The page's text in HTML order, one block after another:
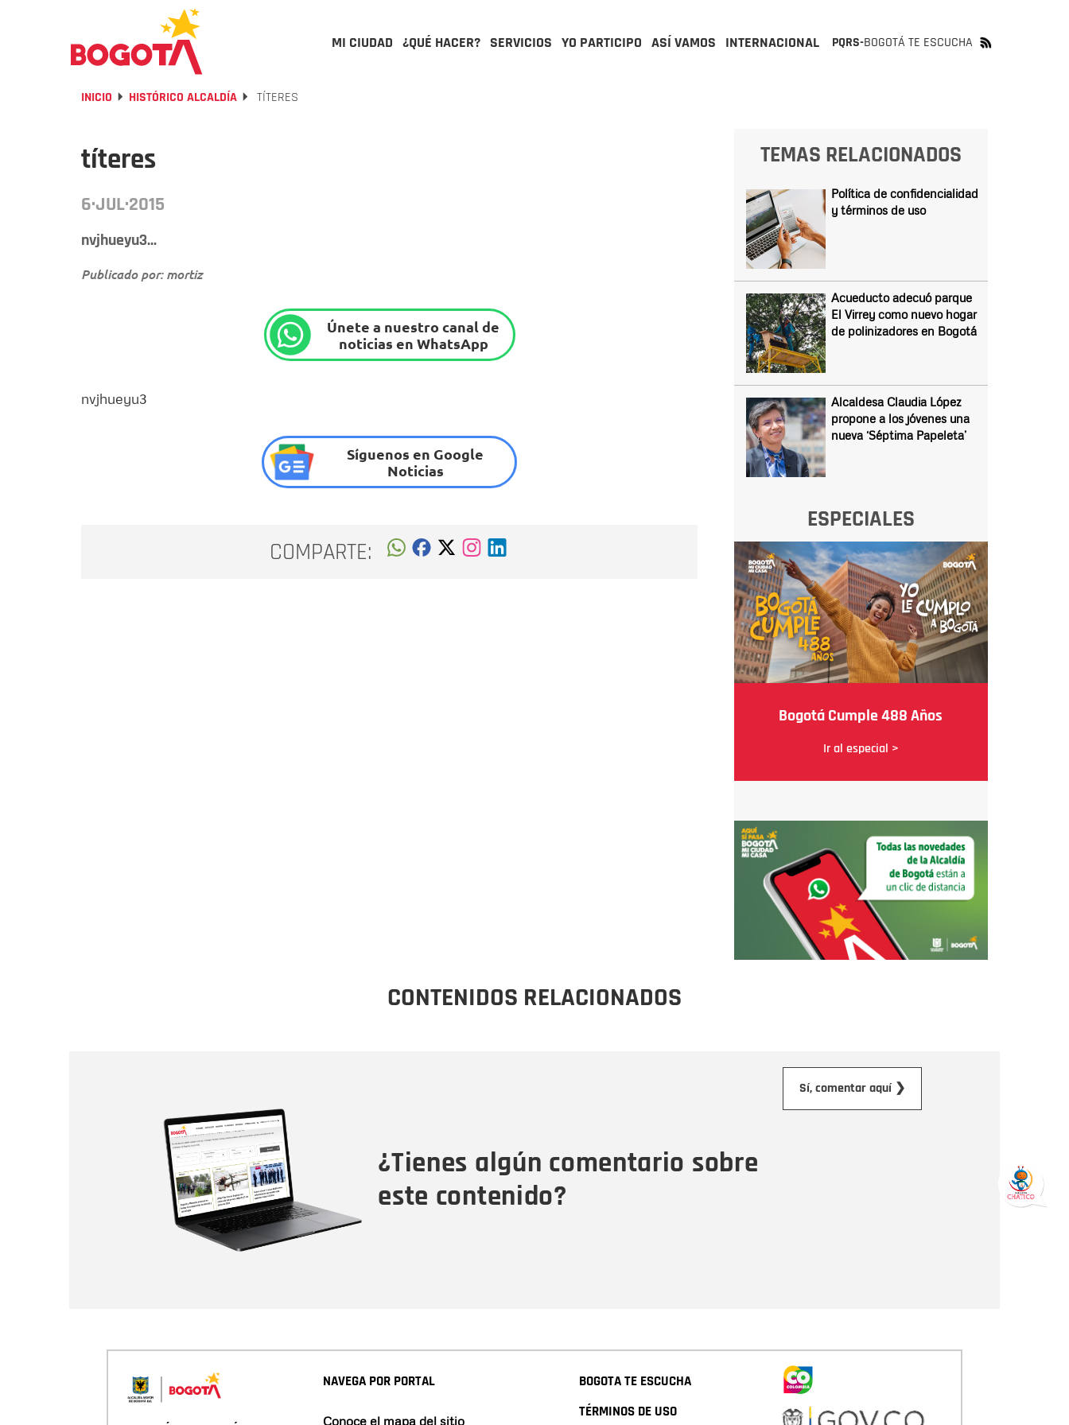
MI CIUDAD ¿QUÉ HACER? SERVICIOS YO PARTICIPO ASÍ VAMOS INTERNACIONAL PQRS-BOGOTÁ TE ESCUCHA
INICIO HISTÓRICO ALCALDÍA TÍTERES
títeres
6·JUL·2015
nvjhueyu3...
Publicado por: mortiz
Únete a nuestro canal de
noticias en WhatsApp
nvjhueyu3
Síguenos en Google
Noticias
COMPARTE:
TEMAS RELACIONADOS
Política de confidencialidad
y términos de uso
Acueducto adecuó parque
El Virrey como nuevo hogar
de polinizadores en Bogotá
Alcaldesa Claudia López
propone a los jóvenes una
nueva ‘Séptima Papeleta’
ESPECIALES
Bogotá Cumple 488 Años
Ir al especial >
CONTENIDOS RELACIONADOS
¿Tienes algún comentario sobre
este contenido?
Sí, comentar aquí ❯
NAVEGA POR PORTAL
Conoce el mapa del sitio
BOGOTA TE ESCUCHA
TÉRMINOS DE USO